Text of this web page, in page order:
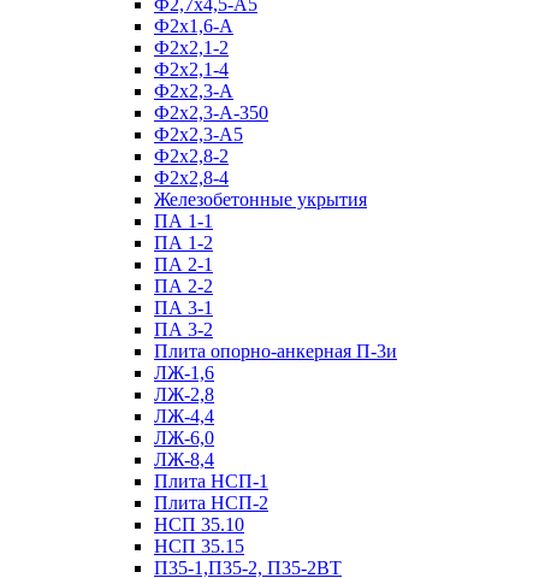
Ф2х1,6-А
Ф2х2,1-2
Ф2х2,1-4
Ф2х2,3-А
Ф2х2,3-А-350
Ф2х2,3-А5
Ф2х2,8-2
Ф2х2,8-4
Железобетонные укрытия
ПА 1-1
ПА 1-2
ПА 2-1
ПА 2-2
ПА 3-1
ПА 3-2
Плита опорно-анкерная П-3и
ЛЖ-1,6
ЛЖ-2,8
ЛЖ-4,4
ЛЖ-6,0
ЛЖ-8,4
Плита НСП-1
Плита НСП-2
НСП 35.10
НСП 35.15
П35-1,П35-2, П35-2ВТ